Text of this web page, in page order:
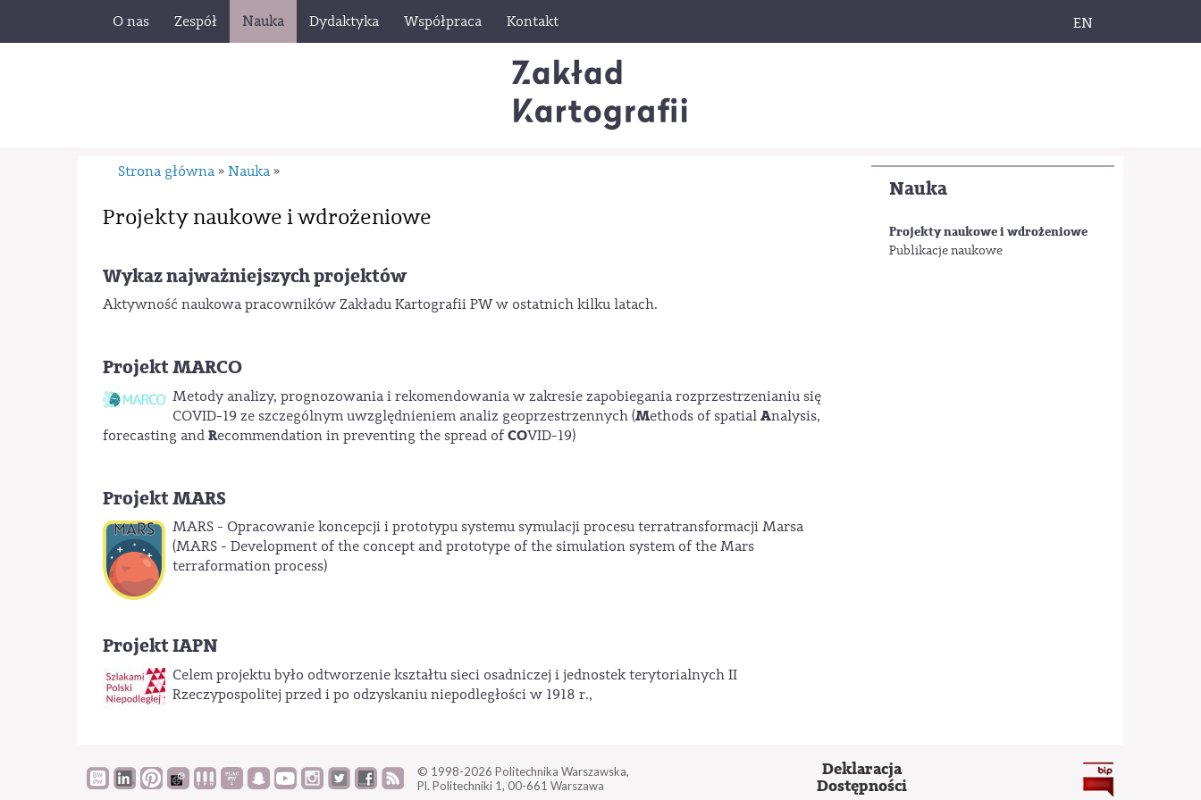
O nas Zespół Nauka Dydaktyka Współpraca Kontakt EN
Nauka
Projekty naukowe i wdrożeniowe
Publikacje naukowe
Strona główna » Nauka »
Projekty naukowe i wdrożeniowe
Wykaz najważniejszych projektów
Aktywność naukowa pracowników Zakładu Kartografii PW w ostatnich kilku latach.
Projekt MARCO
Metody analizy, prognozowania i rekomendowania w zakresie zapobiegania rozprzestrzenianiu się
COVID-19 ze szczególnym uwzględnieniem analiz geoprzestrzennych (Methods of spatial Analysis,
forecasting and Recommendation in preventing the spread ofCOVID-19)
Projekt MARS
MARS - Opracowanie koncepcji i prototypu systemu symulacji procesu terratransformacji Marsa
(MARS - Development of the concept and prototype of the simulation system of the Mars
terraformation process)
Projekt IAPN
Celem projektu było odtworzenie kształtu sieci osadniczej i jednostek terytorialnych II
Rzeczypospolitej przed i po odzyskaniu niepodległości w 1918 r.,
© 1998-2026 Politechnika Warszawska,
Pl. Politechniki 1, 00-661 Warszawa
Deklaracja
Dostępności